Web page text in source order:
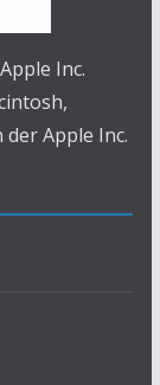
Inc.
Apple Inc.